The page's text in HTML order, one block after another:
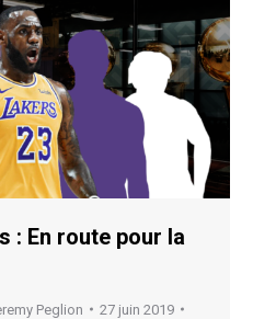
: En route pour la
Peglion
27 juin 2019